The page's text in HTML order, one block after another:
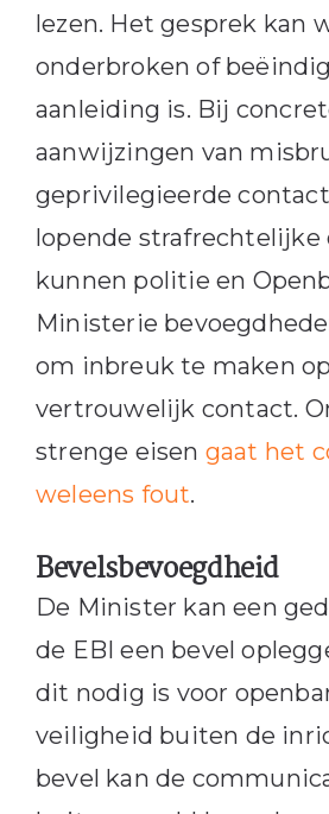
lezen. Het gesprek kan
onderbroken of
aanleiding is. Bij
aanwijzingen van
geprivilegieerde
lopende strafrechtelijke
kunnen politie en
Ministerie
om inbreuk te maken
vertrouwelijk contact.
strenge eisen gaat het
weleens fout.
Bevelsbevoegdheid
De Minister kan een
de EBI een bevel
dit nodig is voor
veiligheid buiten de
bevel kan de